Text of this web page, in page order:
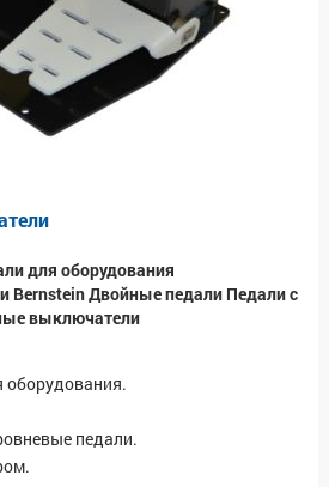
для оборудования
Двойные педали Педали с
выключатели
оборудования.
педали.